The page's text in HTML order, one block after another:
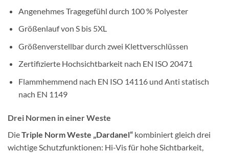
Angenehmes Tragegefühl durch 100 % Polyester
Größenlauf von S bis 5XL
Größenverstellbar durch zwei Klettverschlüssen
Zertifizierte Hochsichtbarkeit nach EN ISO 20471
Flammhemmend nach EN ISO 14116 und Anti statisch
nach EN 1149
Drei Normen in einer Weste
DieTriple Norm Weste „Dardanel“ kombiniert gleich drei
wichtige Schutzfunktionen: Hi-Vis für hohe Sichtbarkeit,